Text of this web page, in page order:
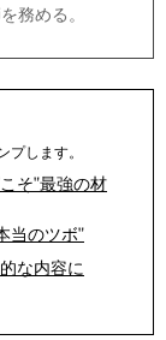
務める。
プします。
そ"最強の材
当のツボ"
な内容に